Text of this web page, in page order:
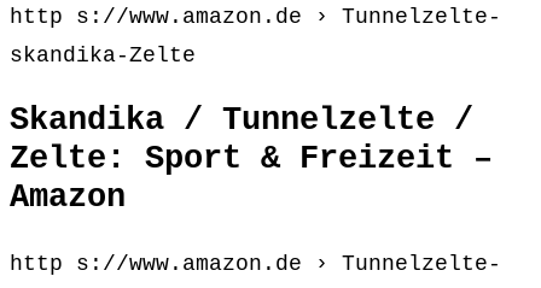
http s://www.amazon.de › Tunnelzelte-
skandika-Zelte
Skandika / Tunnelzelte /
Zelte: Sport & Freizeit –
Amazon
http s://www.amazon.de › Tunnelzelte-